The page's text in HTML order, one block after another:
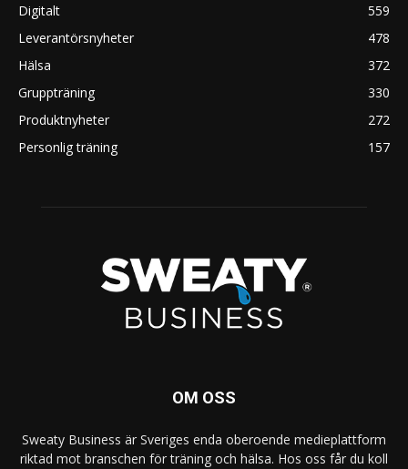
Digitalt
559
Leverantörsnyheter
478
Hälsa
372
Gruppträning
330
Produktnyheter
272
Personlig träning
157
OM OSS
Sweaty Business är Sveriges enda oberoende medieplattform
riktad mot branschen för träning och hälsa. Hos oss får du koll